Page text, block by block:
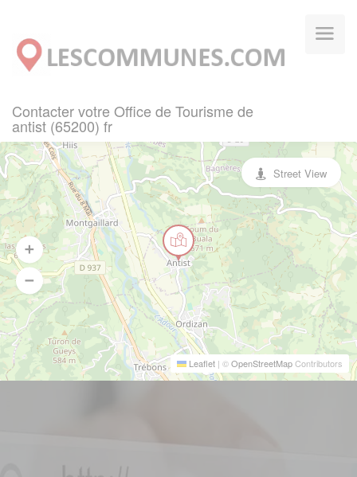
Contacter votre Office de Tourisme de
antist (65200) fr
Leaflet | ©OpenStreetMapContributors
Street View